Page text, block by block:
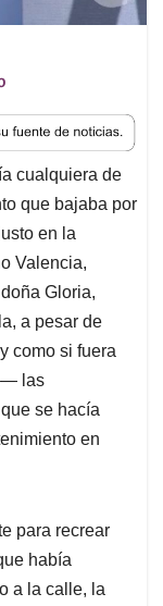
cualquiera de
que bajaba por
en la
Valencia,
Gloria,
a pesar de
como si fuera
las
se hacía
en
para recrear
había
a la calle, la